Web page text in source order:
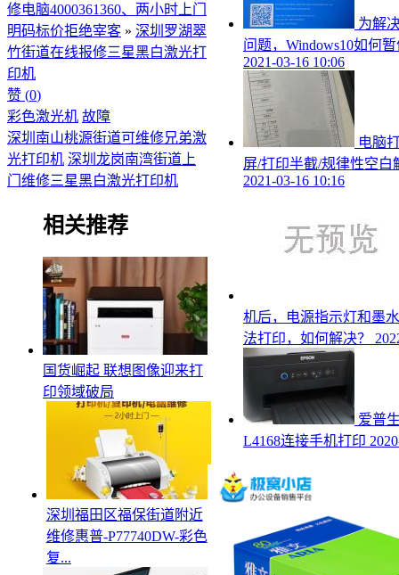
修电脑4000361360、两小时上门
明码标价拒绝宰客 » 深圳罗湖翠
竹街道在线报修三星黑白激光打
印机
赞 (0)
彩色激光机 故障
深圳南山桃源街道可维修兄弟激
光打印机 深圳龙岗南湾街道上
门维修三星黑白激光打印机
相关推荐
国货崛起 联想图像迎来打
印领域破局
深圳福田区福保街道附近
维修惠普-P77740DW-彩色
复...
为解
问题，Windows10如何
2021-03-16 10:06
电脑
屏/打印半截/规律性空白
2021-03-16 10:16
机后，电源指示灯和墨
法打印，如何解决？
爱普
L4168连接手机打印